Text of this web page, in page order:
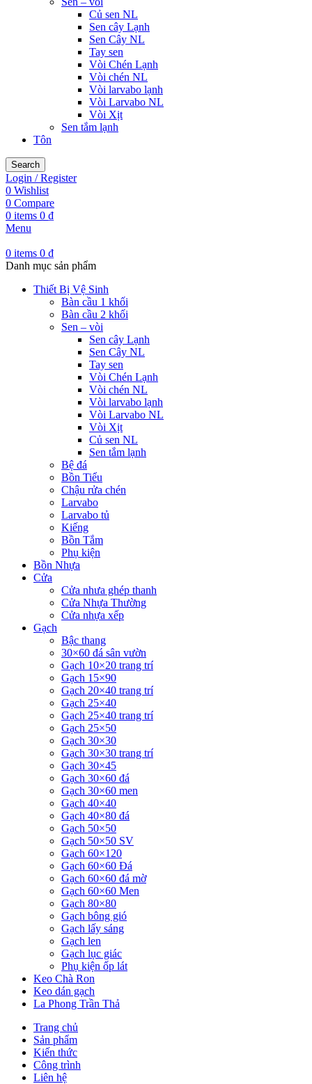
Củ sen NL
Sen cây Lạnh
Sen Cây NL
Tay sen
Vòi Chén Lạnh
Vòi chén NL
Vòi larvabo lạnh
Vòi Larvabo NL
Vòi Xịt
Sen tắm lạnh
Tôn
Search
Login / Register
0 Wishlist
0 Compare
0 items 0 ₫
Menu
0 items 0 ₫
Danh mục sản phẩm
Thiết Bị Vệ Sinh
Bàn cầu 1 khối
Bàn cầu 2 khối
Sen – vòi
Sen cây Lạnh
Sen Cây NL
Tay sen
Vòi Chén Lạnh
Vòi chén NL
Vòi larvabo lạnh
Vòi Larvabo NL
Vòi Xịt
Củ sen NL
Sen tắm lạnh
Bệ đá
Bồn Tiểu
Chậu rửa chén
Larvabo
Larvabo tủ
Kiếng
Bồn Tắm
Phụ kiện
Bồn Nhựa
Cửa
Cửa nhưa ghép thanh
Cửa Nhựa Thường
Cửa nhựa xếp
Gạch
Bậc thang
30×60 đá sân vườn
Gạch 10×20 trang trí
Gạch 15×90
Gạch 20×40 trang trí
Gạch 25×40
Gạch 25×40 trang trí
Gạch 25×50
Gạch 30×30
Gạch 30×30 trang trí
Gạch 30×45
Gạch 30×60 đá
Gạch 30×60 men
Gạch 40×40
Gạch 40×80 đá
Gạch 50×50
Gạch 50×50 SV
Gạch 60×120
Gạch 60×60 Đá
Gạch 60×60 đá mờ
Gạch 60×60 Men
Gạch 80×80
Gạch bông gió
Gạch lấy sáng
Gạch len
Gạch lục giác
Phụ kiện ốp lát
Keo Chà Ron
Keo dán gạch
La Phong Trần Thả
Trang chủ
Sản phẩm
Kiến thức
Công trình
Liên hệ